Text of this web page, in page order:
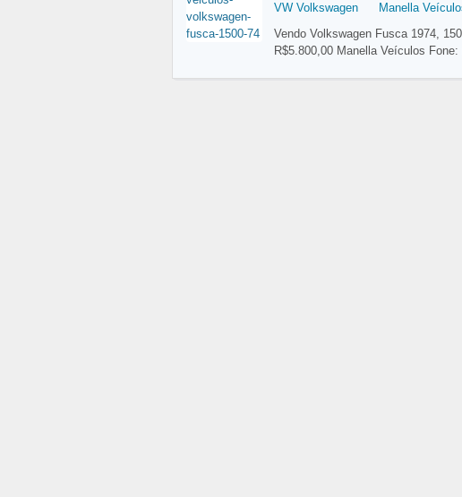
VW Volkswagen Manella
Vendo Volkswagen Fusca 1974,
R$5.800,00 Manella Veículos